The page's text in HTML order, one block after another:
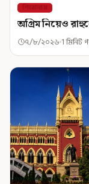
শিরোনাম
অগ্রিম নিয়েও
৭/৮/২০২৬ 1 মিনিট